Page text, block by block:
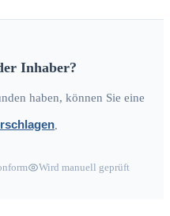
Inhaber?
haben, können Sie eine
Wird manuell geprüft